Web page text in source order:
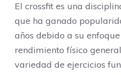
El crossfit es una
que ha ganado
años debido a su
rendimiento físico
variedad de ejercicios